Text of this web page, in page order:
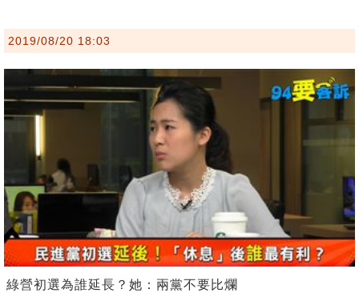
2019/08/20 18:03
綠營初選為誰延長？她：兩黨不要比爛